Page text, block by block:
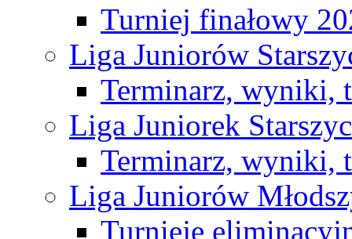
Turniej finałowy
Liga Juniorów
Terminarz, wyniki,
Liga Juniorek
Terminarz, wyniki,
Liga Juniorów
Turnieje